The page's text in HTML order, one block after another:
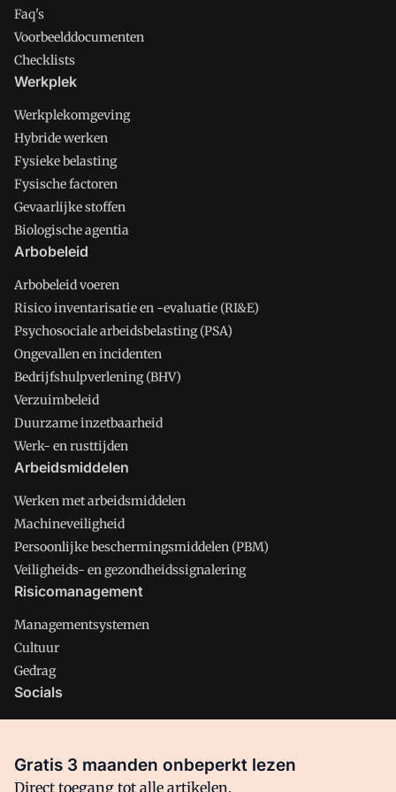
Faq's
Voorbeelddocumenten
Checklists
Werkplek
Werkplekomgeving
Hybride werken
Fysieke belasting
Fysische factoren
Gevaarlijke stoffen
Biologische agentia
Arbobeleid
Arbobeleid voeren
Risico inventarisatie en -evaluatie (RI&E)
Psychosociale arbeidsbelasting (PSA)
Ongevallen en incidenten
Bedrijfshulpverlening (BHV)
Verzuimbeleid
Duurzame inzetbaarheid
Werk- en rusttijden
Arbeidsmiddelen
Werken met arbeidsmiddelen
Machineveiligheid
Persoonlijke beschermingsmiddelen (PBM)
Veiligheids- en gezondheidssignalering
Risicomanagement
Managementsystemen
Cultuur
Gedrag
Socials
Facebook
Gratis 3 maanden onbeperkt lezen
Direct toegang tot alle artikelen,